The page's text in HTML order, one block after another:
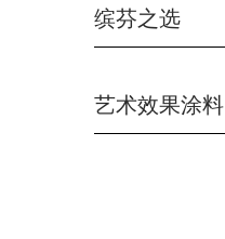
缤芬之选
艺术效果涂料